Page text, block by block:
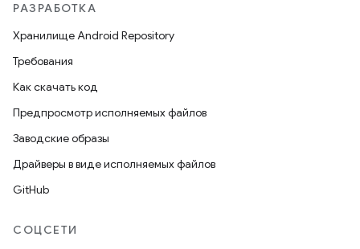
РАЗРАБОТКА
Хранилище Android Repository
Требования
Как скачать код
Предпросмотр исполняемых файлов
Заводские образы
Драйверы в виде исполняемых файлов
GitHub
СОЦСЕТИ